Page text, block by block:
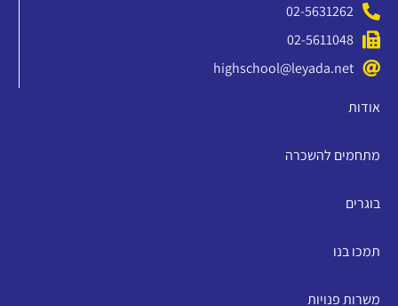
02-5631262
02-5611048
highschool@leyada.net
אודות
מתחמים להשכרה
בוגרים
תמכו בנו
משרות פנויות